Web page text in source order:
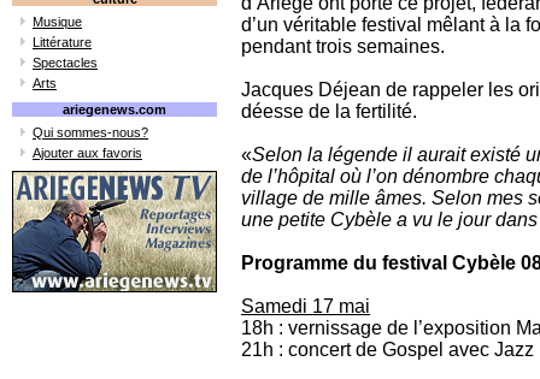
Musique
Littérature
Spectacles
Arts
ariegenews.com
Qui sommes-nous?
Ajouter aux favoris
d’un véritable festival mêlant à la
pendant trois semaines.
Jacques Déjean de rappeler les
déesse de la fertilité.
«Selon la légende il aurait existé
de l’hôpital où l’on dénombre
village de mille âmes. Selon mes
une petite Cybèle a vu le jour
Programme du festival Cybèle
Samedi 17 mai
18h : vernissage de l’exposition
21h : concert de Gospel avec Jazz